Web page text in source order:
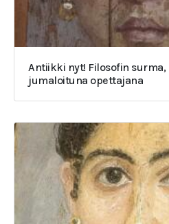
Antiikki nyt! Filosofin surma,
jumaloituna opettajana